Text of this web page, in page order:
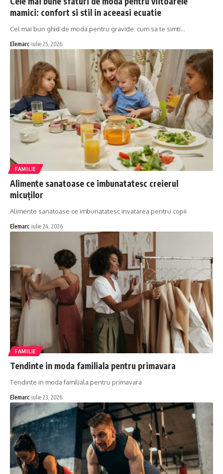
mamici: confort si stil in aceeasi ecuatie
Cel mai bun ghid de moda pentru gravide: cum sa te simti…
Elemarc iulie 25, 2026
FAMILIE
Alimente sanatoase ce imbunatatesc creierul
micuților
Alimente sanatoase ce imbunatatesc invatarea pentru copii
Elemarc iulie 24, 2026
FAMILIE
Tendinte in moda familiala pentru primavara
Tendinte in moda familiala pentru primavara
Elemarc iulie 23, 2026